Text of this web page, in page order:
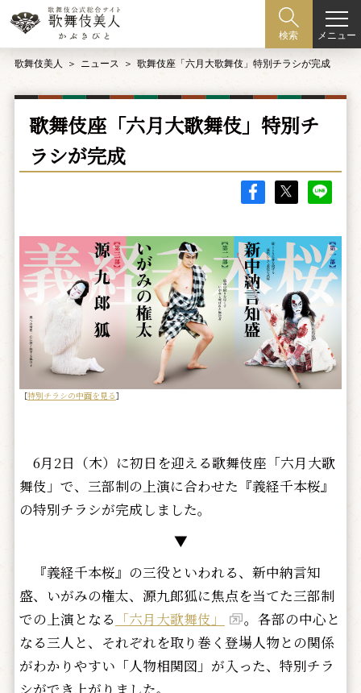
検索 メニュー
歌舞伎美人 ニュース 歌舞伎座「六月大歌舞伎」特別チラシが完成
歌舞伎座「六月大歌舞伎」特別チ
ラシが完成
［特別チラシの中面を見る］
6月2日（木）に初日を迎える歌舞伎座「六月大歌
舞伎」で、三部制の上演に合わせた『義経千本桜』
の特別チラシが完成しました。
▼
『義経千本桜』の三役といわれる、新中納言知
盛、いがみの権太、源九郎狐に焦点を当てた三部制
での上演となる 「六月大歌舞伎」
。各部の中心と
なる三人と、それぞれを取り巻く登場人物との関係
がわかりやすい「人物相関図」が入った、特別チラ